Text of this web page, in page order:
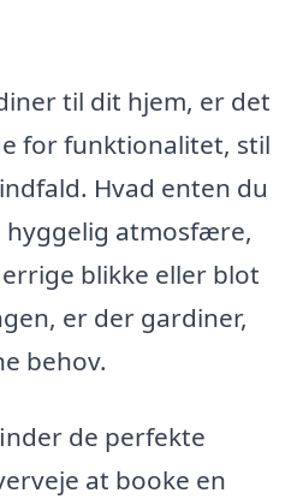
til dit hjem, er det
for funktionalitet, stil
Hvad enten du
hyggelig atmosfære,
blikke eller blot
er der gardiner,
behov.
de perfekte
at booke en